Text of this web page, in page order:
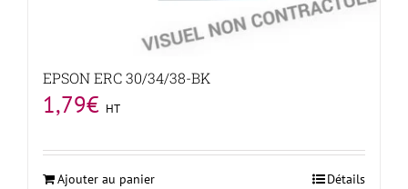
EPSON ERC 30/34/38-BK
1,79€ HT
Ajouter au panier Détails